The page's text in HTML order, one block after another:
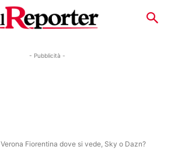
- Pubblicità -
Verona Fiorentina dove si vede, Sky o Dazn?